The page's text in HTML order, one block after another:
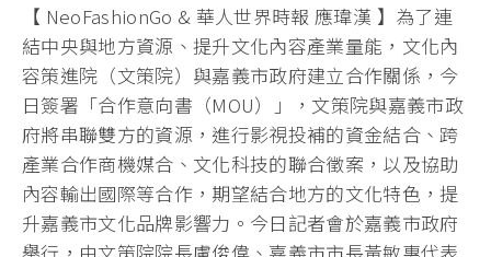
【 NeoFashionGo & 華人世界時報 應瑋漢 】為了連
結中央與地方資源、提升文化內容產業量能，文化內
容策進院（文策院）與嘉義市政府建立合作關係，今
日簽署「合作意向書（MOU）」，文策院與嘉義市政
府將串聯雙方的資源，進行影視投補的資金結合、跨
產業合作商機媒合、文化科技的聯合徵案，以及協助
內容輸出國際等合作，期望結合地方的文化特色，提
升嘉義市文化品牌影響力。今日記者會於嘉義市政府